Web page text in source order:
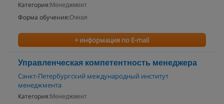
Категория: Менеджмент
Форма обучения:Очная
+ информация по E-mail
Управленческая компетентность менеджера
Санкт-Петербургский международный институт
менеджмента
Категория: Менеджмент